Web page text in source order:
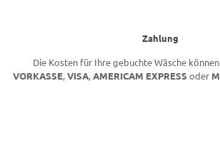
Zahlung
Die Kosten für Ihre gebuchte Wäsche
VORKASSE,VISA,AMERICAM EXPRESS oder